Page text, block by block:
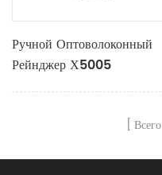
Ручной Оптоволоконный
Рейнджер Х5005
Всего